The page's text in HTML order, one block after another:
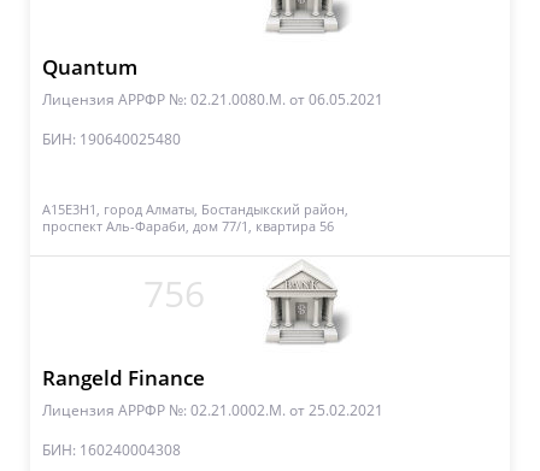
Quantum
Лицензия АРРФР №: 02.21.0080.М. от 06.05.2021
БИН: 190640025480
A15E3H1, город Алматы, Бостандыкский район,
проспект Аль-Фараби, дом 77/1, квартира 56
756
Rangeld Finance
Лицензия АРРФР №: 02.21.0002.M. от 25.02.2021
БИН: 160240004308